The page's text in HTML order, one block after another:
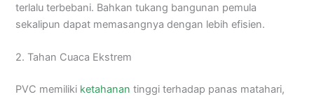
terlalu terbebani. Bahkan tukang bangunan pemula
sekalipun dapat memasangnya dengan lebih efisien.
2. Tahan Cuaca Ekstrem
PVC memiliki ketahanan tinggi terhadap panas matahari,